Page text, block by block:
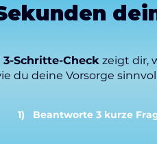
Schritte-Checkzeigt dir,
du deine Vorsorge
1) Beantworte 3 kurze